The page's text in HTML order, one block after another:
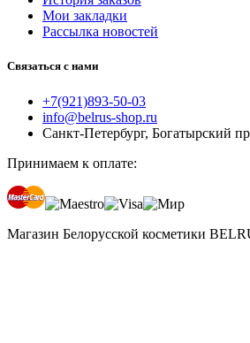
Мои закладки
Рассылка новостей
Связаться с нами
+7(921)893-50-03
info@belrus-shop.ru
Санкт-Петербург, Богатырский
Принимаем к оплате:
Магазин Белорусской косметики